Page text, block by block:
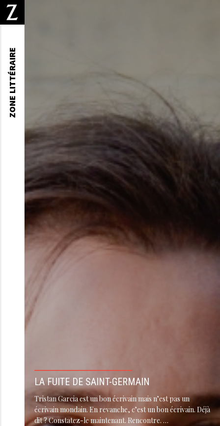
LA FUITE DE SAINT-GERMAIN
Tristan Garcia est un bon écrivain mais n’est pas un
écrivain mondain. En revanche, c’est un bon écrivain. Déjà
dit ? Constatez-le maintenant. Rencontre. …
ZONE LITTÉRAIRE